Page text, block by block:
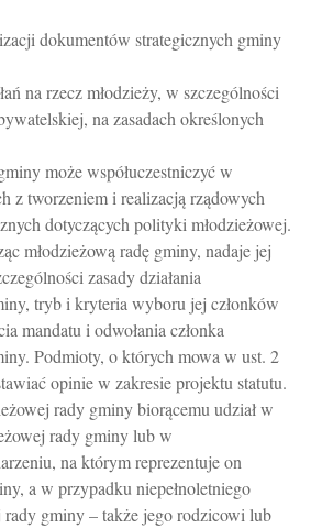
dokumentów strategicznych gminy
na rzecz młodzieży, w szczególności
na zasadach określonych
może współuczestniczyć w
z tworzeniem i realizacją rządowych
dotyczących polityki młodzieżowej.
młodzieżową radę gminy, nadaje jej
zasady działania
tryb i kryteria wyboru jej członków
mandatu i odwołania członka
Podmioty, o których mowa w ust. 2
opinie w zakresie projektu statutu.
rady gminy biorącemu udział w
rady gminy lub w
na którym reprezentuje on
a w przypadku niepełnoletniego
rady gminy – także jego rodzicowi lub